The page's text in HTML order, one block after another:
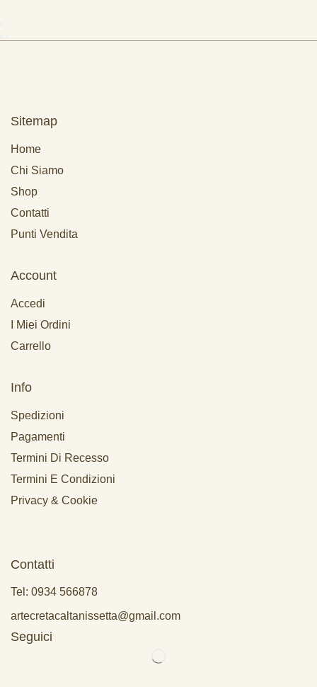
Sitemap
Home
Chi Siamo
Shop
Contatti
Punti Vendita
Account
Accedi
I Miei Ordini
Carrello
Info
Spedizioni
Pagamenti
Termini Di Recesso
Termini E Condizioni
Privacy & Cookie
Contatti
Tel: 0934 566878
artecretacaltanissetta@gmail.com
Seguici